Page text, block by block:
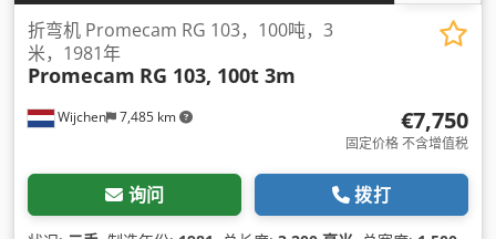
Wijchen 7,485 km
折弯机 Promecam RG 103，100吨，3
米，1981年
Promecam RG 103, 100t 3m
€7,750
固定价格 不含增值税
询问 拨打